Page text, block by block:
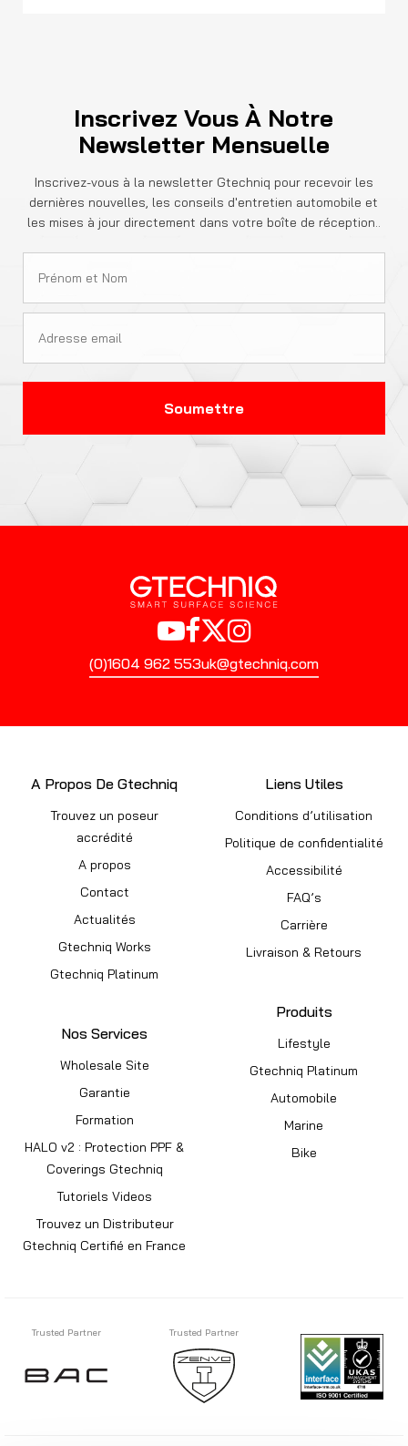
Inscrivez Vous À Notre
Newsletter Mensuelle
Inscrivez-vous à la newsletter Gtechniq pour recevoir les
dernières nouvelles, les conseils d'entretien automobile et
les mises à jour directement dans votre boîte de réception..
(0)1604 962 553uk@gtechniq.com
A Propos De Gtechniq
Trouvez un poseur
accrédité
A propos
Contact
Actualités
Gtechniq Works
Gtechniq Platinum
Nos Services
Wholesale Site
Garantie
Formation
HALO v2 : Protection PPF &
Coverings Gtechniq
Tutoriels Videos
Trouvez un Distributeur
Gtechniq Certifié en France
Liens Utiles
Conditions d’utilisation
Politique de confidentialité
Accessibilité
FAQ’s
Carrière
Livraison & Retours
Produits
Lifestyle
Gtechniq Platinum
Automobile
Marine
Bike
Trusted Partner Trusted Partner